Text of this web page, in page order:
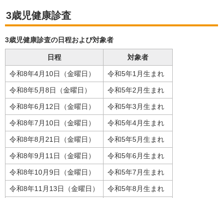
3歳児健康診査
3歳児健康診査の日程および対象者
日程 対象者
令和8年4月10日（金曜日） 令和5年1月生まれ
令和8年5月8日（金曜日） 令和5年2月生まれ
令和8年6月12日（金曜日） 令和5年3月生まれ
令和8年7月10日（金曜日） 令和5年4月生まれ
令和8年8月21日（金曜日） 令和5年5月生まれ
令和8年9月11日（金曜日） 令和5年6月生まれ
令和8年10月9日（金曜日） 令和5年7月生まれ
令和8年11月13日（金曜日） 令和5年8月生まれ